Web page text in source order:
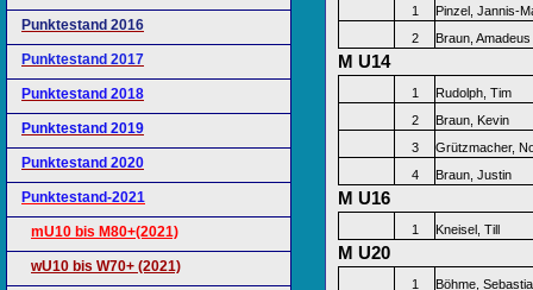
Punktestand 2016
Punktestand 2017
Punktestand 2018
Punktestand 2019
Punktestand 2020
Punktestand-2021
mU10 bis M80+(2021)
wU10 bis W70+ (2021)
1
Pinzel, Jannis-
2
Braun, Amadeus
M U14
1
Rudolph, Tim
2
Braun, Kevin
3
Grützmacher,
4
Braun, Justin
M U16
1 Kneisel, Till
M U20
1
Böhme,